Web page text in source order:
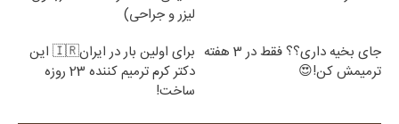
لیزر و جراحی)
جای بخیه داری؟؟ فقط در 3 هفته
ترمیمش کن!😍
برای اولین بار در ایران🇮🇷 این
دکتر کرم ترمیم کننده 23 روزه
ساخت!